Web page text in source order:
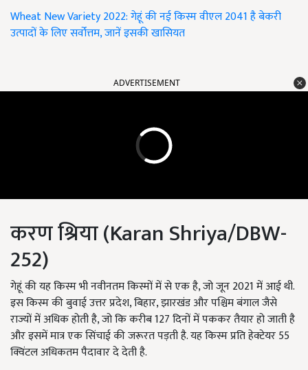
Wheat New Variety 2022: गेहूं की नई किस्म वीएल 2041 है बेकरी
उत्पादों के लिए सर्वोत्तम, जानें इसकी खासियत
ADVERTISEMENT
करण श्रिया (Karan Shriya/DBW-
252)
गेहूं की यह किस्म भी नवीनतम किस्मों में से एक है, जो जून 2021 में आई थी.
इस किस्म की बुवाई उत्तर प्रदेश, बिहार, झारखंड और पश्चिम बंगाल जैसे
राज्यों में अधिक होती है, जो कि करीब 127 दिनों में पककर तैयार हो जाती है
और इसमें मात्र एक सिंचाई की जरूरत पड़ती है. यह किस्म प्रति हेक्टेयर 55
क्विंटल अधिकतम पैदावार दे देती है.